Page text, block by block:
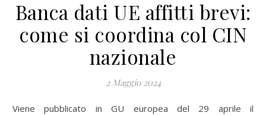
Banca dati UE affitti brevi:
come si coordina col CIN
nazionale
2 Maggio 2024
Viene pubblicato in GU europea del 29 aprile il